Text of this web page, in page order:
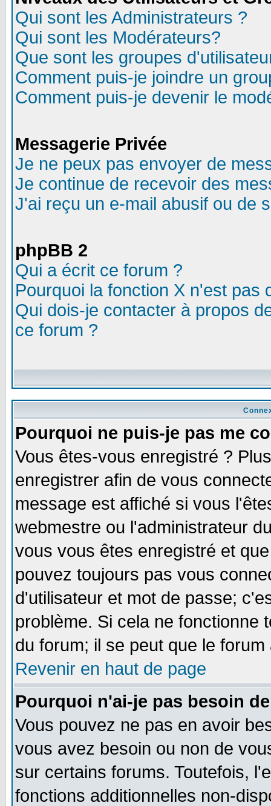
Qui sont les Administrateurs ?
Qui sont les Modérateurs?
Que sont les groupes
Comment puis-je joindre un
Comment puis-je devenir le
Messagerie Privée
Je ne peux pas envoyer de
Je continue de recevoir des
J'ai reçu un e-mail abusif ou de
phpBB 2
Qui a écrit ce forum ?
Pourquoi la fonction X n'est pas
Qui dois-je contacter à propos
ce forum ?
Pourquoi ne puis-je pas me
Vous êtes-vous enregistré ?
enregistrer afin de vous
message est affiché si vous
webmestre ou l'administrateur
vous vous êtes enregistré et
pouvez toujours pas vous
d'utilisateur et mot de passe;
problème. Si cela ne fonctionne
du forum; il se peut que le
Revenir en haut de page
Pourquoi n'ai-je pas besoin
Vous pouvez ne pas en avoir
vous avez besoin ou non de
sur certains forums. Toutefois,
fonctions additionnelles non-